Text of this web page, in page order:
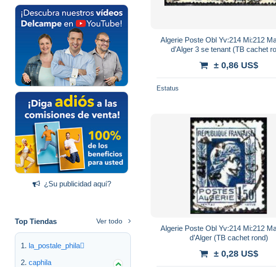
¿Su publicidad aquí?
Top Tiendas Ver todo
la_postale_phila
caphila
Algerie Poste Obl Yv:214 Mi:212
d’Alger 3 se tenant (TB cachet
± 0,86 US$
Estatus
Algerie Poste Obl Yv:214 Mi:212
d’Alger (TB cachet rond)
± 0,28 US$